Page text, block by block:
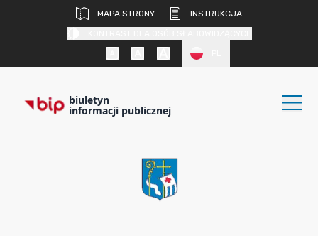
MAPA STRONY
INSTRUKCJA
biuletyn
informacji publicznej